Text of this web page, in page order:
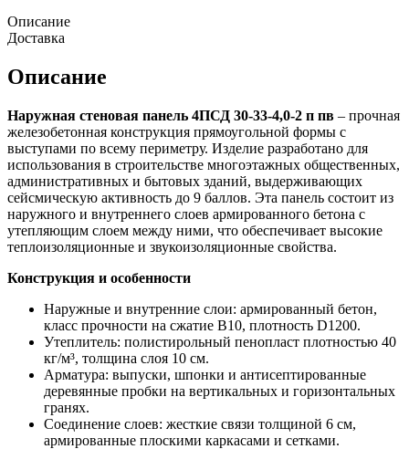
Описание
Доставка
Описание
Наружная стеновая панель 4ПСД 30-33-4,0-2 п пв – прочная
железобетонная конструкция прямоугольной формы с
выступами по всему периметру. Изделие разработано для
использования в строительстве многоэтажных общественных,
административных и бытовых зданий, выдерживающих
сейсмическую активность до 9 баллов. Эта панель состоит из
наружного и внутреннего слоев армированного бетона с
утепляющим слоем между ними, что обеспечивает высокие
теплоизоляционные и звукоизоляционные свойства.
Конструкция и особенности
Наружные и внутренние слои: армированный бетон,
класс прочности на сжатие В10, плотность D1200.
Утеплитель: полистирольный пенопласт плотностью 40
кг/м³, толщина слоя 10 см.
Арматура: выпуски, шпонки и антисептированные
деревянные пробки на вертикальных и горизонтальных
гранях.
Соединение слоев: жесткие связи толщиной 6 см,
армированные плоскими каркасами и сетками.